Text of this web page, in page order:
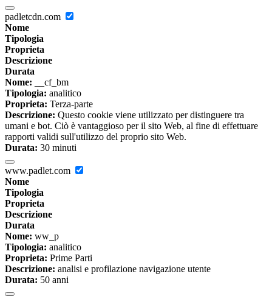
padletcdn.com
Nome
Tipologia
Proprieta
Descrizione
Durata
Nome: __cf_bm
Tipologia: analitico
Proprieta: Terza-parte
Descrizione: Questo cookie viene utilizzato per distinguere tra
umani e bot. Ciò è vantaggioso per il sito Web, al fine di effettuare
rapporti validi sull'utilizzo del proprio sito Web.
Durata: 30 minuti
www.padlet.com
Nome
Tipologia
Proprieta
Descrizione
Durata
Nome: ww_p
Tipologia: analitico
Proprieta: Prime Parti
Descrizione: analisi e profilazione navigazione utente
Durata: 50 anni